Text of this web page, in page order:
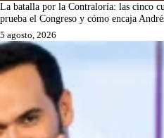
La batalla por la Contraloría: las cinco
prueba el Congreso y cómo encaja
5 agosto, 2026